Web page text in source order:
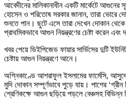
আবেদীনের মালিকানাধীন একটি মার্কেটে আগুনের
হোসেন ও পরিতোষ সরকার জানান, তারা ভোরে
শুনতে পান। ছুটে এসে তারা দেখেন দোকান
প্রাথমিকভাবে আগুন নিয়ন্ত্রণের চেষ্টা করেন এবং
খবর পেয়ে ডিইপিজেড ফায়ার সার্ভিসের দুটি
চেষ্টায় আগুন নিয়ন্ত্রণে আনে।
অগ্নিকাণ্ডে আশরাফুল ইসলামের ফার্মেসি,
মুদি দোকান সম্পূর্ণভাবে পুড়ে যায়। পাশের
শ্রেণিকক্ষে আগুন ছড়িয়ে পড়লে বেঞ্চসহ বিভিন্ন